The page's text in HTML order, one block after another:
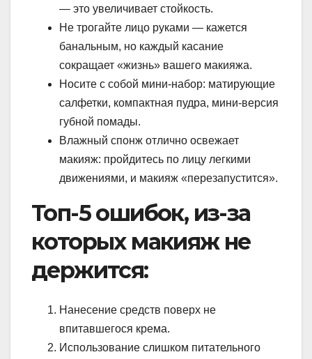
— это увеличивает стойкость.
Не трогайте лицо руками — кажется
банальным, но каждый касание
сокращает «жизнь» вашего макияжа.
Носите с собой мини-набор: матирующие
салфетки, компактная пудра, мини-версия
губной помады.
Влажный спонж отлично освежает
макияж: пройдитесь по лицу легкими
движениями, и макияж «перезапустится».
Топ-5 ошибок, из-за
которых макияж не
держится:
Нанесение средств поверх не
впитавшегося крема.
Использование слишком питательного